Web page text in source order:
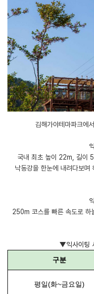
김해가야테마파크에
국내 최초 높이 22m, 길이
낙동강을 한눈에 내려다보며
250m 코스를 빠른 속도로 하
▼익사이팅
구분
평일(화~금요일)